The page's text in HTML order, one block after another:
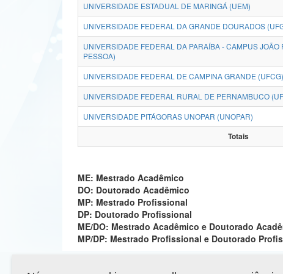
UNIVERSIDADE ESTADUAL DE MARINGÁ (UEM)
UNIVERSIDADE FEDERAL DA GRANDE DOURADOS
UNIVERSIDADE FEDERAL DA PARAÍBA - CAMPUS JOÃO
PESSOA)
UNIVERSIDADE FEDERAL DE CAMPINA GRANDE (UFCG)
UNIVERSIDADE FEDERAL RURAL DE PERNAMBUCO
UNIVERSIDADE PITÁGORAS UNOPAR (UNOPAR)
Totais
ME: Mestrado Acadêmico
DO: Doutorado Acadêmico
MP: Mestrado Profissional
DP: Doutorado Profissional
ME/DO: Mestrado Acadêmico e Doutorado
MP/DP: Mestrado Profissional e Doutorado